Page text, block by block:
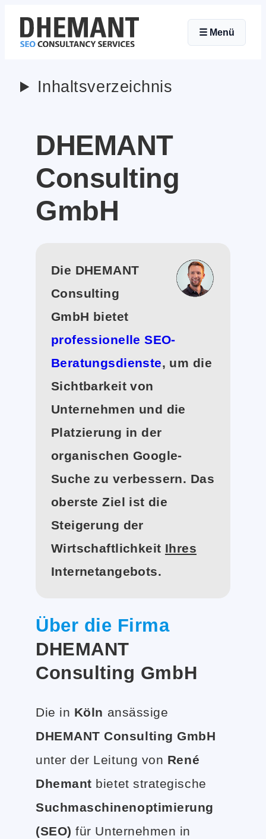
Zum
Inhalt
☰ Menü
Inhaltsverzeichnis
DHEMANT
Consulting
GmbH
Die DHEMANT
Consulting
GmbH bietet
professionelle SEO-
Beratungsdienste, um die
Sichtbarkeit von
Unternehmen und die
Platzierung in der
organischen Google-
Suche zu verbessern. Das
oberste Ziel ist die
Steigerung der
Wirtschaftlichkeit Ihres
Internetangebots.
Über die Firma
DHEMANT
Consulting GmbH
Die in Köln ansässige
DHEMANT Consulting GmbH
unter der Leitung von René
Dhemant bietet strategische
Suchmaschinenoptimierung
(SEO) für Unternehmen in